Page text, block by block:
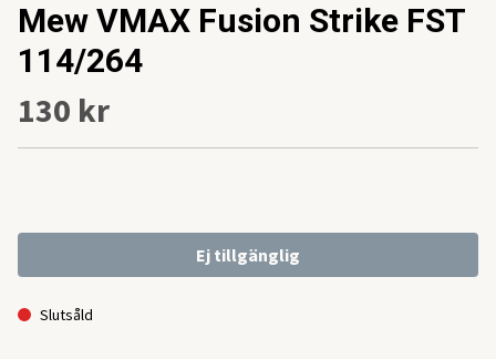
Mew VMAX Fusion Strike FST
114/264
130 kr
Ej tillgänglig
Slutsåld